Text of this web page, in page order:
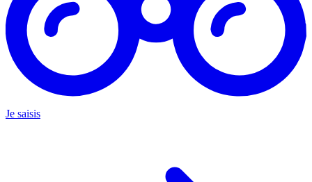
Je saisis